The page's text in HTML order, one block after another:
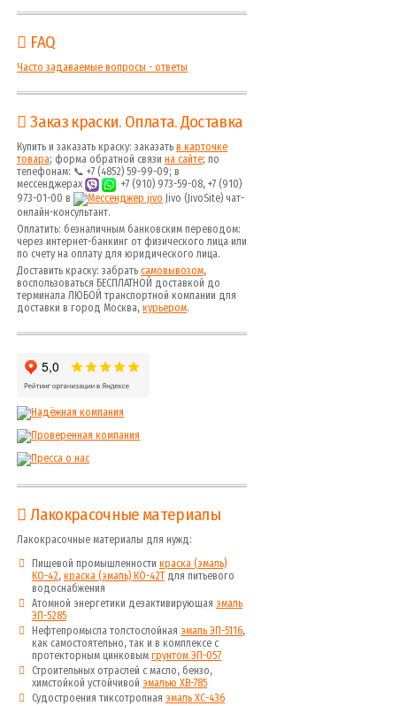
FAQ
Часто задаваемые вопросы - ответы
Заказ краски. Оплата. Доставка
Купить и заказать краску: заказать в карточке
товара; форма обратной связи на сайте; по
телефонам: 📞 +7 (4852) 59-99-09; в
мессенджерах
+7 (910) 973-59-08, +7 (910)
973-01-00 в
Jivo (JivoSite) чат-
онлайн-консультант.
Оплатить: безналичным банковским переводом:
через интернет-банкинг от физического лица или
по счету на оплату для юридического лица.
Доставить краску: забрать самовывозом,
воспользоваться БЕСПЛАТНОЙ доставкой до
терминала ЛЮБОЙ транспортной компании для
доставки в город Москва, курьером.
Лакокрасочные материалы
Лакокрасочные материалы для нужд:
Пищевой промышленности краска (эмаль)
КО-42, краска (эмаль) КО-42Т для питьевого
водоснабжения
Атомной энергетики дезактивирующая эмаль
ЭП-5285
Нефтепромысла толстослойная эмаль ЭП-5116,
как самостоятельно, так и в комплексе с
протекторным цинковым грунтом ЭП-057
Строительных отраслей с масло, бензо,
химстойкой устойчивой эмалью ХВ-785
Судостроения тиксотропная эмаль ХС-436